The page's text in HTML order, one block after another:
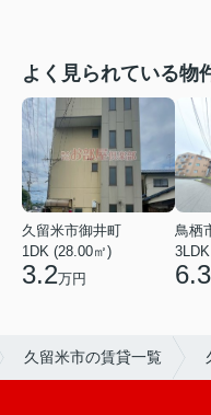
よく見られている物
久留米市御井町
1DK (28.00㎡)
3.2万円
鳥栖
6.3
久留米市の賃貸一覧